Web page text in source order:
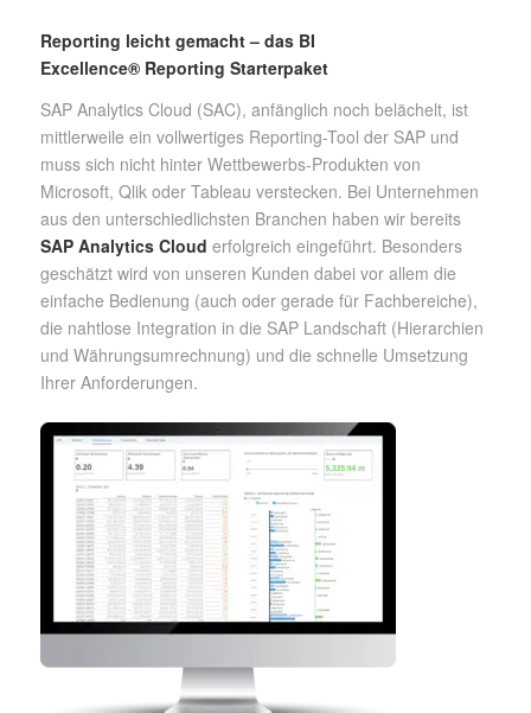
Reporting leicht gemacht – das BI
Excellence® Reporting Starterpaket
SAP Analytics Cloud (SAC), anfänglich noch belächelt, ist
mittlerweile ein vollwertiges Reporting-Tool der SAP und
muss sich nicht hinter Wettbewerbs-Produkten von
Microsoft, Qlik oder Tableau verstecken. Bei Unternehmen
aus den unterschiedlichsten Branchen haben wir bereits
SAP Analytics Cloud erfolgreich eingeführt. Besonders
geschätzt wird von unseren Kunden dabei vor allem die
einfache Bedienung (auch oder gerade für Fachbereiche),
die nahtlose Integration in die SAP Landschaft (Hierarchien
und Währungsumrechnung) und die schnelle Umsetzung
Ihrer Anforderungen.